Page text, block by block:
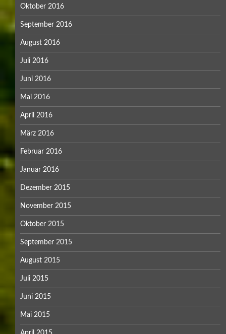
Oktober 2016
September 2016
August 2016
Juli 2016
Juni 2016
Mai 2016
April 2016
März 2016
Februar 2016
Januar 2016
Dezember 2015
November 2015
Oktober 2015
September 2015
August 2015
Juli 2015
Juni 2015
Mai 2015